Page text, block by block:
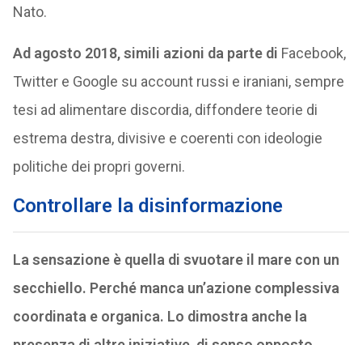
Nato.
Ad agosto 2018, simili azioni da parte di Facebook,
Twitter e Google su account russi e iraniani, sempre
tesi ad alimentare discordia, diffondere teorie di
estrema destra, divisive e coerenti con ideologie
politiche dei propri governi.
Controllare la disinformazione
La sensazione è quella di svuotare il mare con un
secchiello. Perché manca un’azione complessiva
coordinata e organica. Lo dimostra anche la